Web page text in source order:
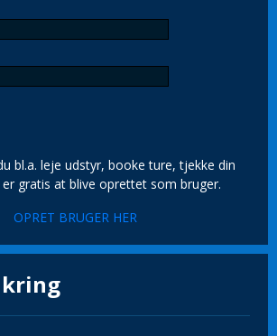
bl.a. leje udstyr, booke ture, tjekke din
gratis at blive oprettet som bruger.
OPRET BRUGER HER